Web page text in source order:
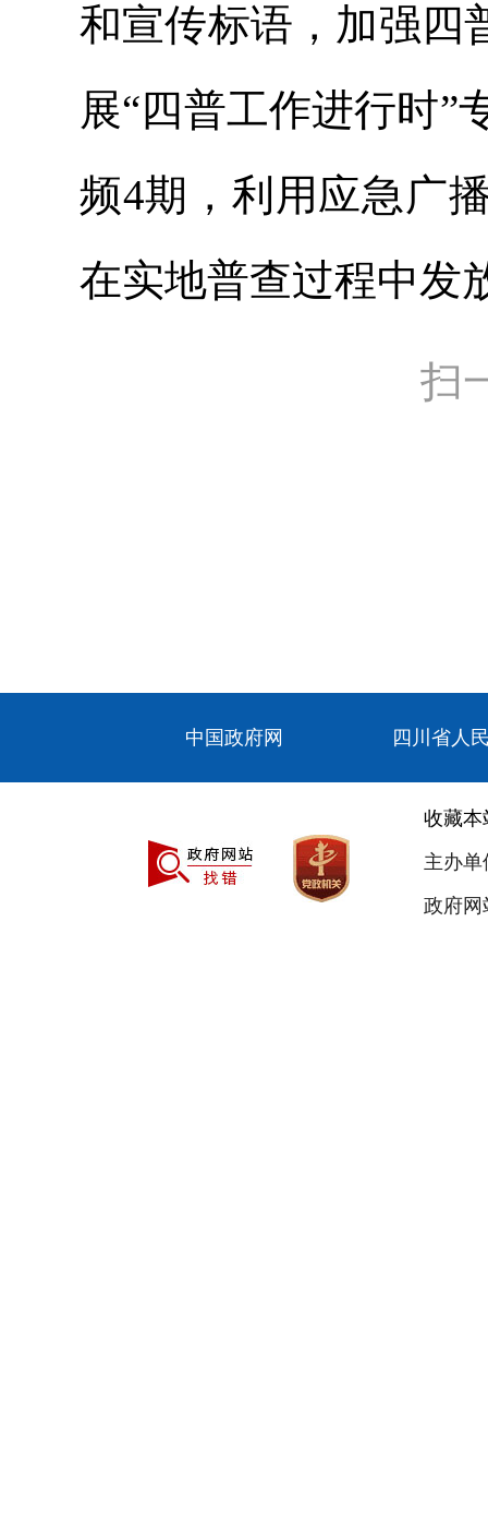
和宣传标语，加强四
展“四普工作进行时”
频4期，利用应急广
在实地普查过程中发
扫
中国政府网 四川省人
收藏本
主办
政府网